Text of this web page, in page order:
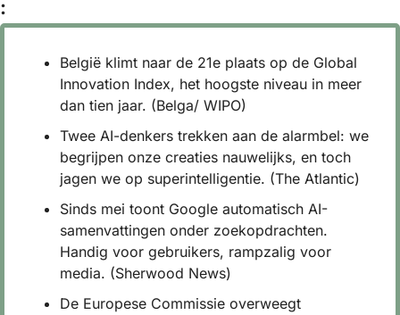
:
België klimt naar de 21e plaats op de Global
Innovation Index, het hoogste niveau in meer
dan tien jaar. (Belga/ WIPO)
Twee AI-denkers trekken aan de alarmbel: we
begrijpen onze creaties nauwelijks, en toch
jagen we op superintelligentie. (The Atlantic)
Sinds mei toont Google automatisch AI-
samenvattingen onder zoekopdrachten.
Handig voor gebruikers, rampzalig voor
media. (Sherwood News)
De Europese Commissie overweegt